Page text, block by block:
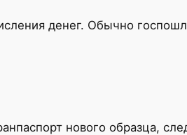
денег. Обычно
нового образца,